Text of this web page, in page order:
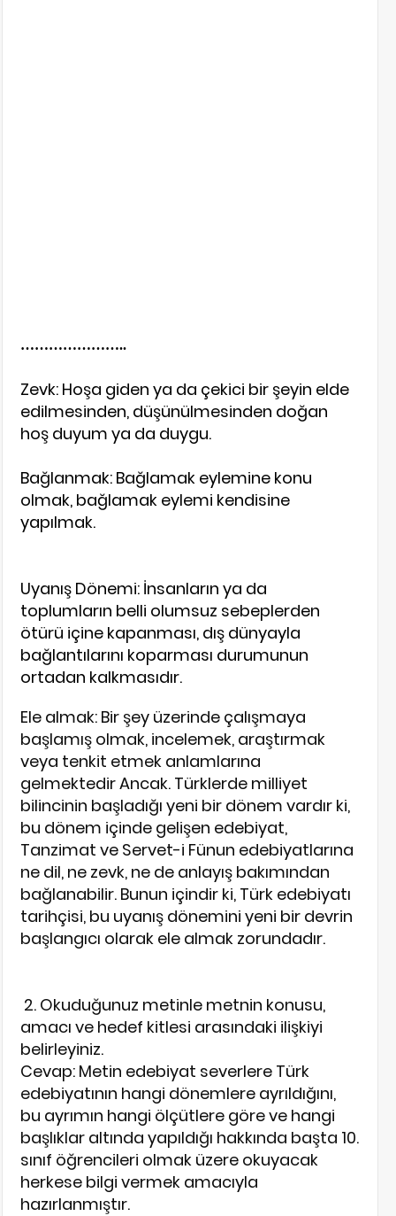
…………………..
Zevk: Hoşa giden ya da çekici bir şeyin elde
edilmesinden, düşünülmesinden doğan
hoş duyum ya da duygu.
Bağlanmak: Bağlamak eylemine konu
olmak, bağlamak eylemi kendisine
yapılmak.
Uyanış Dönemi: İnsanların ya da
toplumların belli olumsuz sebeplerden
ötürü içine kapanması, dış dünyayla
bağlantılarını koparması durumunun
ortadan kalkmasıdır.
Ele almak: Bir şey üzerinde çalışmaya
başlamış olmak, incelemek, araştırmak
veya tenkit etmek anlamlarına
gelmektedir Ancak. Türklerde milliyet
bilincinin başladığı yeni bir dönem vardır ki,
bu dönem içinde gelişen edebiyat,
Tanzimat ve Servet-i Fünun edebiyatlarına
ne dil, ne zevk, ne de anlayış bakımından
bağlanabilir. Bunun içindir ki, Türk edebiyatı
tarihçisi, bu uyanış dönemini yeni bir devrin
başlangıcı olarak ele almak zorundadır.
2. Okuduğunuz metinle metnin konusu,
amacı ve hedef kitlesi arasındaki ilişkiyi
belirleyiniz.
Cevap: Metin edebiyat severlere Türk
edebiyatının hangi dönemlere ayrıldığını,
bu ayrımın hangi ölçütlere göre ve hangi
başlıklar altında yapıldığı hakkında başta 10.
sınıf öğrencileri olmak üzere okuyacak
herkese bilgi vermek amacıyla
hazırlanmıştır.